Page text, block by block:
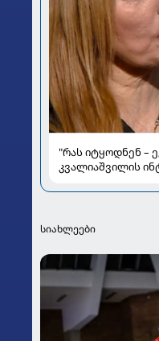
"რას იტყოდნენ –
კვალიაშვილის
სიახლეები